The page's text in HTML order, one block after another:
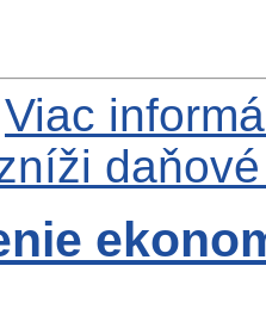
Viac